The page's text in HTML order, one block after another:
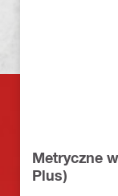
Metryczne
Plus)